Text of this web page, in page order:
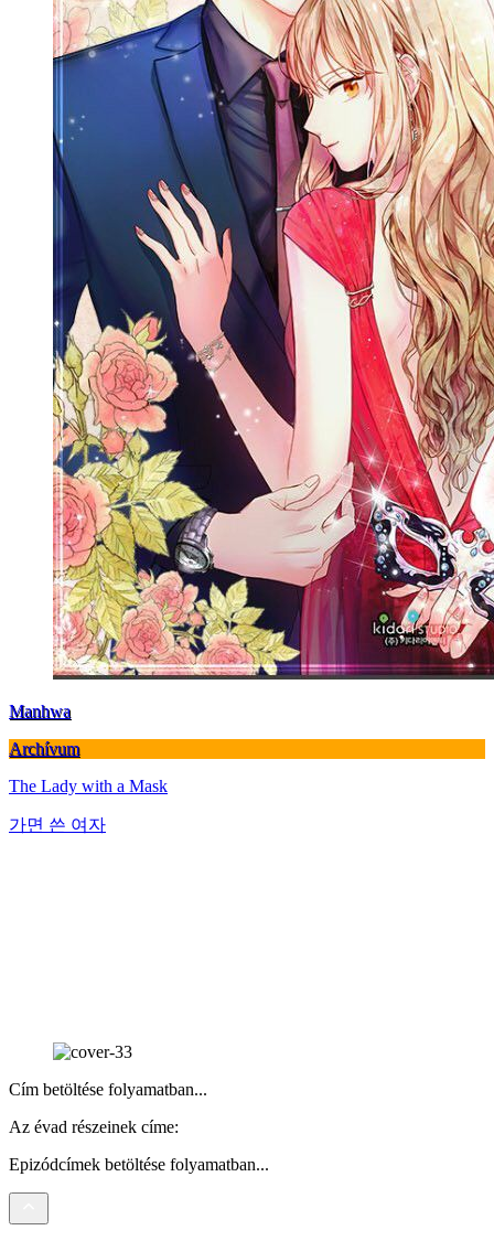
Manhwa
Archívum
The Lady with a Mask
가면 쓴 여자
Cím betöltése folyamatban...
Az évad részeinek címe:
Epizódcímek betöltése folyamatban...